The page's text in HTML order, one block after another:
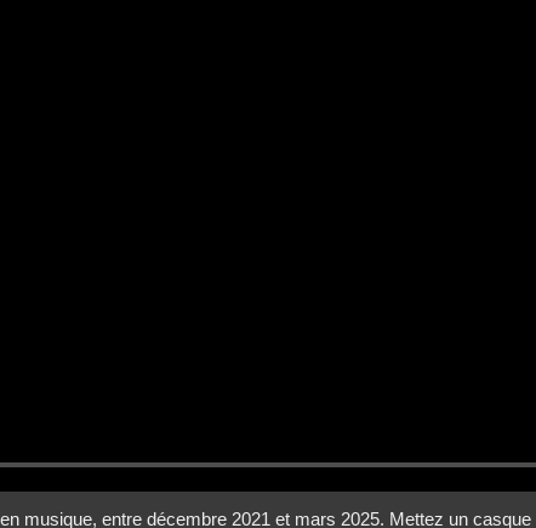
musique, entre décembre 2021 et mars 2025. Mettez un casque